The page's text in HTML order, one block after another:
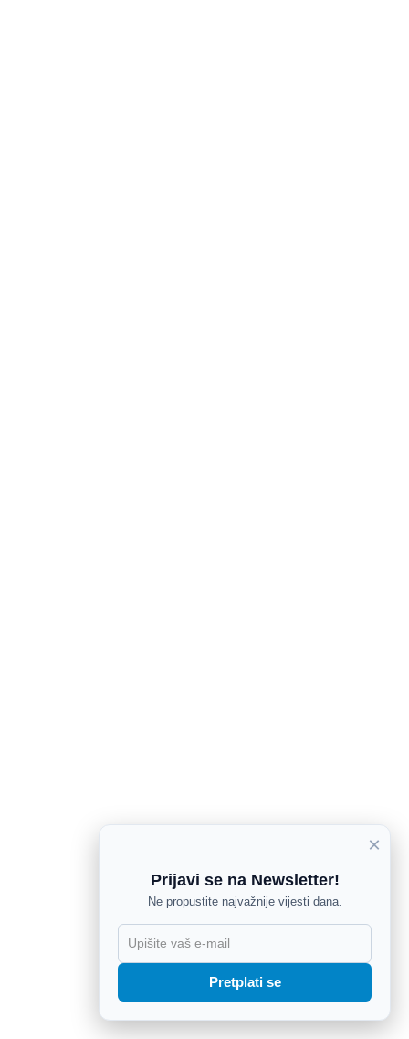
×
Prijavi se na Newsletter!
Ne propustite najvažnije vijesti dana.
Pretplati se